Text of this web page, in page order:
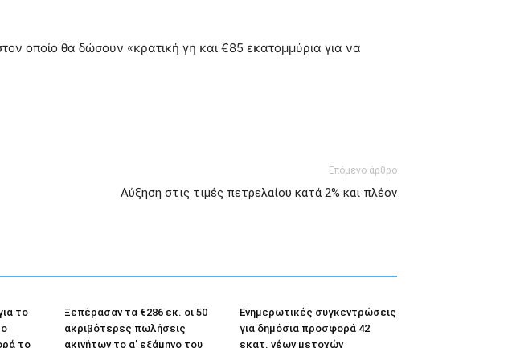
οποίο θα δώσουν «κρατική γη και €85 εκατομμύρια για να
Επόμενο άρθρο
Αύξηση στις τιμές πετρελαίου κατά 2% και πλέον
το
το
Ξεπέρασαν τα €286 εκ. οι 50
ακριβότερες πωλήσεις
ακινήτων το α’ εξάμηνο του
Ενημερωτικές συγκεντρώσεις
για δημόσια προσφορά 42
εκατ. νέων μετοχών